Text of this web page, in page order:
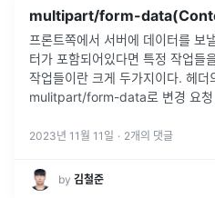
multipart/form-
프론트쪽에서 서버에 데이터를 보
터가 포함되어있다면 특정 작업들
작업들이란 크게 두가지이다. 헤
mulitpart/form-data로 변경 요청
2023년 11월 11일 · 2개의 댓글
by 김철준